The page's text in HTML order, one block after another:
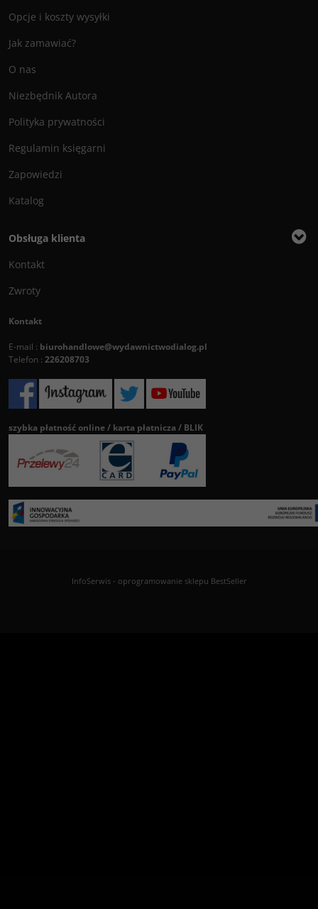
Opcje i koszty wysyłki
Jak zamawiać?
O nas
Niezbędnik Autora
Polityka prywatności
Regulamin księgarni
Zapowiedzi
Katalog
Obsługa klienta
Kontakt
Zwroty
Kontakt
E-mail : biurohandlowe@wydawnictwodialog.pl
Telefon : 226208703
szybka płatność online / karta płatnicza / BLIK
InfoSerwis- oprogramowanie sklepu BestSeller